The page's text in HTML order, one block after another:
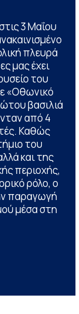
3 Μαΐου
πλευρά
μας έχει
του
«Οθωνικό
βασιλιά
από 4
Καθώς
του
και της
περιοχής,
ρόλο, ο
παραγωγή
μέσα στη